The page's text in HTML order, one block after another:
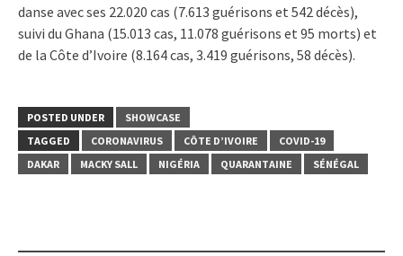
danse avec ses 22.020 cas (7.613 guérisons et 542 décès),
suivi du Ghana (15.013 cas, 11.078 guérisons et 95 morts) et
de la Côte d’Ivoire (8.164 cas, 3.419 guérisons, 58 décès).
POSTED UNDER
SHOWCASE
TAGGED
CORONAVIRUS CÔTE D’IVOIRE
COVID-19
DAKAR
MACKY SALL NIGÉRIA QUARANTAINE SÉNÉGAL